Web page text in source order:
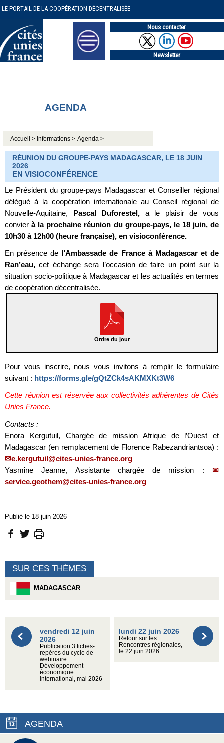
LE PORTAIL DE LA COOPÉRATION DÉCENTRALISÉE
Nous contacter
Newsletter
AGENDA
Accueil > Informations > Agenda >
RÉUNION DU GROUPE-PAYS MADAGASCAR, LE 18 JUIN
2026
EN VISIOCONFÉRENCE
Le Président du groupe-pays Madagascar et Conseiller régional
délégué à la coopération internationale au Conseil régional de
Nouvelle-Aquitaine, Pascal Duforestel, a le plaisir de vous
convierà la prochaine réunion du groupe-pays, le 18 juin, de
10h30 à 12h00 (heure française), en visioconférence.
En présence de l’Ambassade de France à Madagascar et de
Ran’eau, cet échange sera l’occasion de faire un point sur la
situation socio-politique à Madagascar et les actualités en termes
de coopération décentralisée.
Ordre du jour
Pour vous inscrire, nous vous invitons à remplir le formulaire
suivant : https://forms.gle/gQtZCk4sAKMXKt3W6
Cette réunion est réservée aux collectivités adhérentes de Cités
Unies France.
Contacts :
Enora Kergutuil, Chargée de mission Afrique de l’Ouest et
Madagascar (en remplacement de Florence Rabezandriantsoa) :
e.kergutuil@cites-unies-france.org
Yasmine Jeanne, Assistante chargée de mission :
service.geothem@cites-unies-france.org
Publié le 18 juin 2026
SUR CES THÈMES
MADAGASCAR
vendredi 12 juin
2026
Publication 3 fiches-
repères du cycle de
webinaire
Développement
économique
international, mai 2026
lundi 22 juin 2026
Retour sur les
Rencontres régionales,
le 22 juin 2026
AGENDA